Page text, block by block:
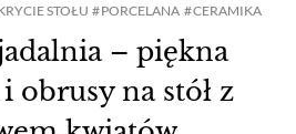
– piękna
obrusy na stół z
STOŁU PORCELANA CERAMIKA